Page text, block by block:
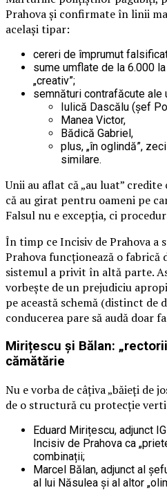
Prahova și confirmate în linii
același tipar:
cereri de împrumut
sume umflate de la 6.000
„creativ”;
semnături contrafăcute ale
Iulică Dascălu (șef
Manea Victor,
Bădică Gabriel,
plus, „în oglindă”,
similare.
Unii au aflat că „au luat”
că au girat pentru oameni pe
Falsul nu e excepția, ci
În timp ce Incisiv de Prahova a
Prahova funcționează o fabrică
sistemul a privit în altă parte.
vorbește de un prejudiciu
pe această schemă (distinct de
conducerea pare să audă doar
Mirițescu și Bălan:
cămătărie
Nu e vorba de câțiva „băieți de
de o structură cu protecție
Eduard Mirițescu, adjunct
Incisiv de Prahova ca
combinații;
Marcel Bălan, adjunct al
al lui Năsulea și al altor